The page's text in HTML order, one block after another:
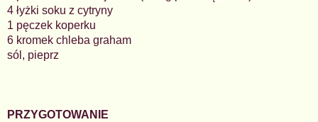
4 łyżki soku z cytryny
1 pęczek koperku
6 kromek chleba graham
sól, pieprz
PRZYGOTOWANIE